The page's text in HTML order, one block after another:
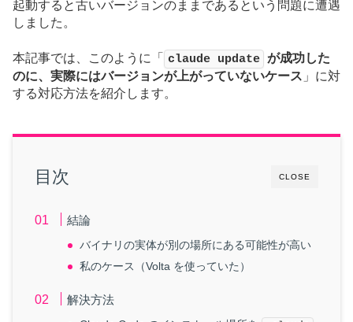
起動すると古いバージョンのままであるという問題に遭遇
しました。
本記事では、このように「 claude update が成功した
のに、実際にはバージョンが上がっていないケース 」に対
する対応方法を紹介します。
CLOSE
目次
結論
バイナリの実体が別の場所にある可能性が高い
私のケース（Volta を使っていた）
解決方法